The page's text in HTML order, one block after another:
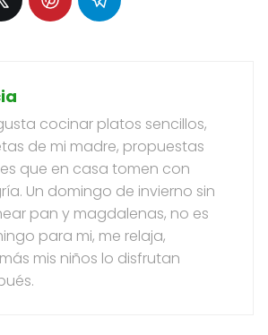
cocinar platos sencillos,
de mi madre, propuestas
que en casa tomen con
Un domingo de invierno sin
pan y magdalenas, no es
para mi, me relaja,
mis niños lo disfrutan